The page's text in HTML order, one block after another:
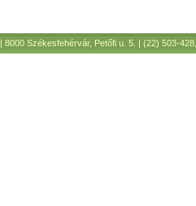
| 8000 Székesfehérvár, Petőfi u. 5. | (22) 503-